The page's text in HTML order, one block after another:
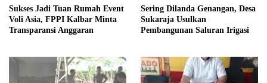
Sukses Jadi Tuan Rumah Event
Voli Asia, FPPI Kalbar Minta
Transparansi Anggaran
Sering Dilanda Genangan, Desa
Sukaraja Usulkan
Pembangunan Saluran Irigasi